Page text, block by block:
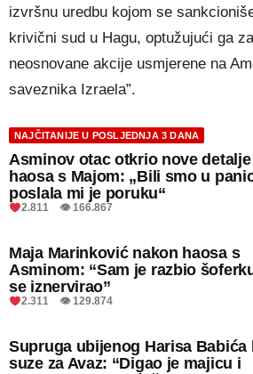
izvršnu uredbu kojom se
krivični sud u Hagu, optužujući ga
neosnovane akcije usmjerene na
saveznika Izraela”.
NAJČITANIJE U POSLJEDNJA 3 DANA
Asminov otac otkrio nove detalje
haosa s Majom: „Bili smo u
poslala mi je poruku“
2.811 👁 166.867
Maja Marinković nakon haosa s
Asminom: “Sam je razbio
se iznervirao”
2.311 👁 129.874
Supruga ubijenog Harisa Babića
suze za Avaz: “Digao je majicu i